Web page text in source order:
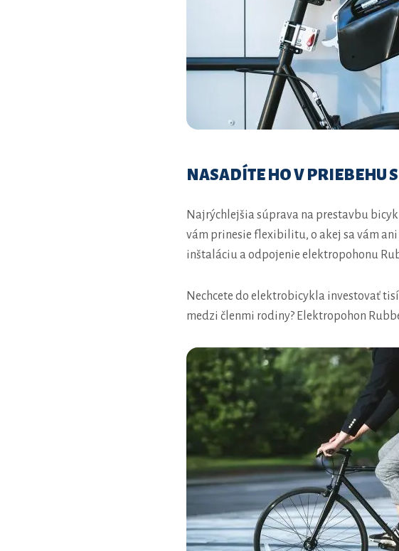
NASADÍTE HO V PRIEBEHU
Najrýchlejšia súprava na prestavbu
vám prinesie flexibilitu, o akej sa vám
inštaláciu a odpojenie elektropohonu
Nechcete do elektrobicykla investovať
medzi členmi rodiny? Elektropohon